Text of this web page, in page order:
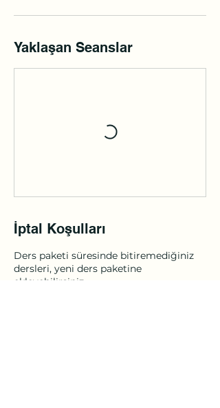
Yaklaşan Seanslar
İptal Koşulları
Ders paketi süresinde bitiremediğiniz
dersleri, yeni ders paketine
ekleyebilirsiniz.